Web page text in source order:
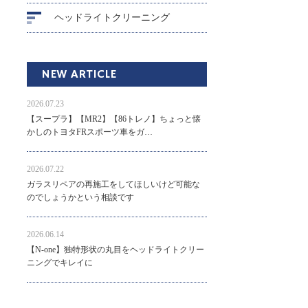
ヘッドライトクリーニング
NEW ARTICLE
2026.07.23
【スープラ】【MR2】【86トレノ】ちょっと懐
かしのトヨタFRスポーツ車をガ…
2026.07.22
ガラスリペアの再施工をしてほしいけど可能な
のでしょうかという相談です
2026.06.14
【N-one】独特形状の丸目をヘッドライトクリー
ニングでキレイに